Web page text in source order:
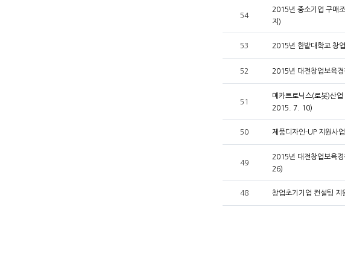
54
2015년 중소기업 구매
지)
53 2015년 한밭대학교 창
52 2015년 대전창업보육경
51
메카트로닉스(로봇)산
2015. 7. 10)
50 제품디자인-UP 지원사
49
2015년 대전창업보육
26)
48 창업초기기업 컨설팅